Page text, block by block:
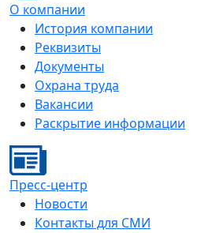
О компании
История компании
Реквизиты
Документы
Охрана труда
Вакансии
Раскрытие информации
Пресс-центр
Новости
Контакты для СМИ